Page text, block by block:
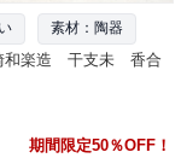
素材：陶器
和楽造 干支未 香合
期間限定50％OFF！